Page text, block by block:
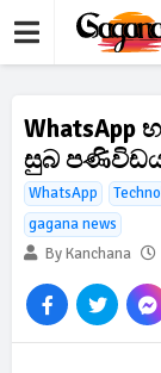
සුබ
WhatsApp
gagana news
By Kanchana